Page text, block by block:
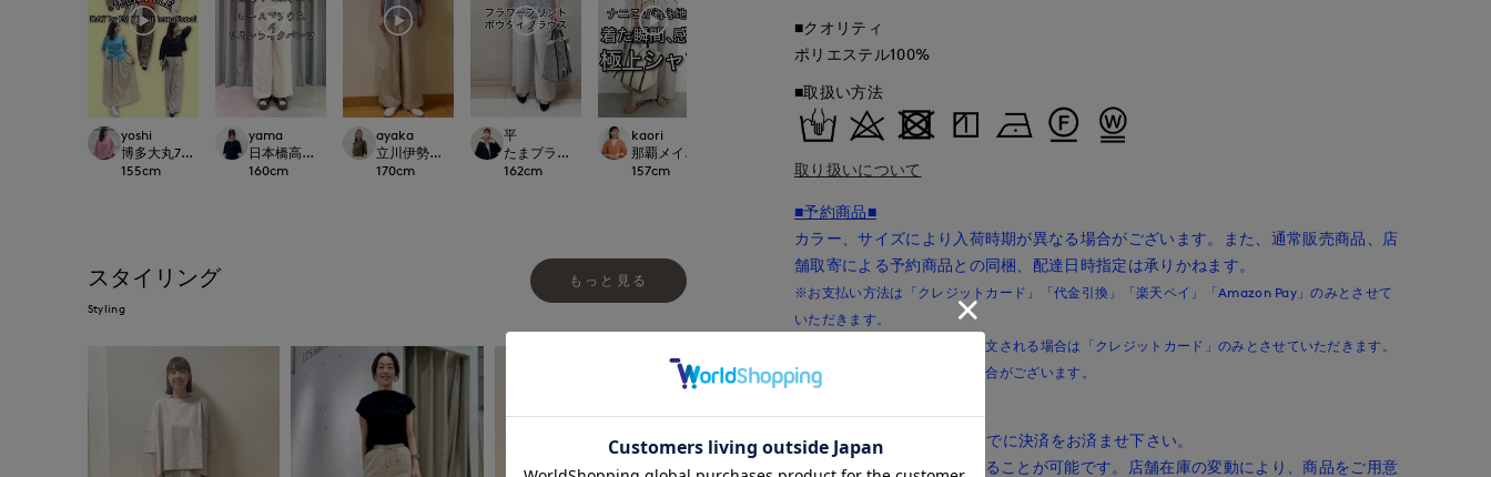
yoshi
博多大丸7-IDconcept.
155cm
yama
日本橋高島屋SC SUPERIOR CLOSET
160cm
ayaka
立川伊勢丹I.T.'S.international
170cm
平
たまプラーザ東急I.T.'S.international
162cm
kaori
那覇メインプレイスI.T.'S.international
157cm
maemae
cm
ayaka
170cm
ayaka
スタイリング
Styling
もっと見る
■クオリティ
ポリエステル100%
■取扱い方法
取り扱いについて
■予約商品■
カラー、サイズにより入荷時期が異なる場合がございます。また、通常販売商品、店
舗取寄による予約商品との同梱、配達日時指定は承りかねます。
※お支払い方法は「クレジットカード」「代金引換」「楽天ペイ」「Amazon Pay」のみとさせて
いただきます。
※複数の予約商品を同時にご注文される場合は「クレジットカード」のみとさせていただきます。
※記載の入荷時期は前後する場合がございます。
■店舗取寄商品■
店舗取寄商品は、朝5:59までに決済をお済ませ下さい。
店舗在庫を取り寄せ注文することが可能です。店舗在庫の変動により、商品をご用意